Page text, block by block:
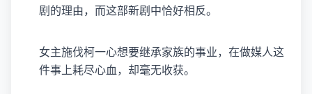
剧的理由，而这部新剧中恰好相反。
女主施伐柯一心想要继承家族的事业，在做媒人这
件事上耗尽心血，却毫无收获。